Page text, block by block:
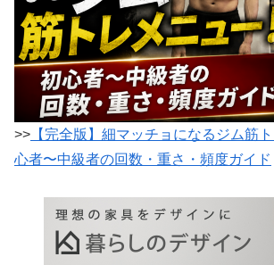
>> 【完全版】細マッチョになるジム筋
心者〜中級者の回数・重さ・頻度ガイド